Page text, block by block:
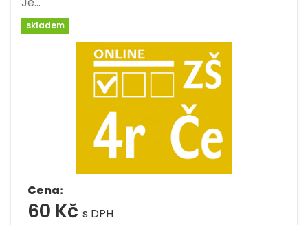
skladem
Cena:
60 Kč s DPH